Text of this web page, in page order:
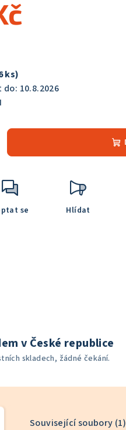
ks)
do: 10.8.2026
se Hlídat
v České republice
skladech, žádné čekání.
Související soubory (1)